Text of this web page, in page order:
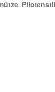
, Pilotenstil